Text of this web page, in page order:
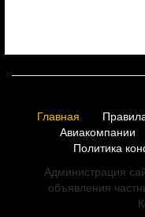
Главная
Авиакомпании
Политика
Администрация
объявления